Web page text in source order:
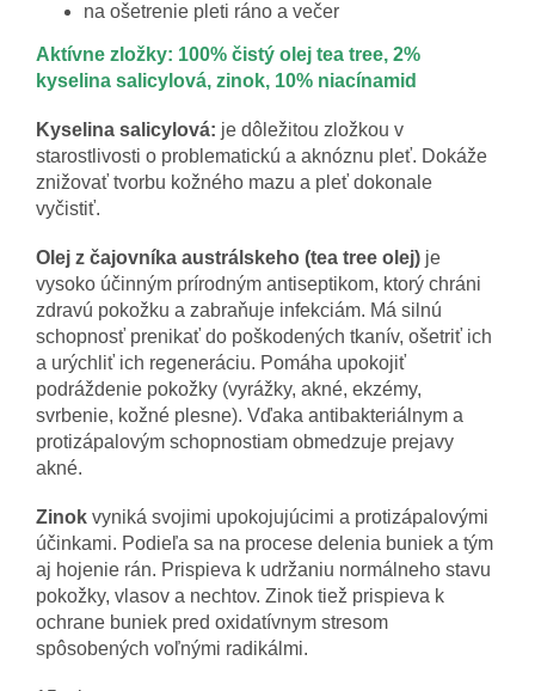
na ošetrenie pleti ráno a večer
Aktívne zložky: 100% čistý olej tea tree, 2%
kyselina salicylová, zinok, 10% niacínamid
Kyselina salicylová: je dôležitou zložkou v
starostlivosti o problematickú a aknóznu pleť. Dokáže
znižovať tvorbu kožného mazu a pleť dokonale
vyčistiť.
Olej z čajovníka austrálskeho (tea tree olej) je
vysoko účinným prírodným antiseptikom, ktorý chráni
zdravú pokožku a zabraňuje infekciám. Má silnú
schopnosť prenikať do poškodených tkanív, ošetriť ich
a urýchliť ich regeneráciu. Pomáha upokojiť
podráždenie pokožky (vyrážky, akné, ekzémy,
svrbenie, kožné plesne). Vďaka antibakteriálnym a
protizápalovým schopnostiam obmedzuje prejavy
akné.
Zinok vyniká svojimi upokojujúcimi a protizápalovými
účinkami. Podieľa sa na procese delenia buniek a tým
aj hojenie rán. Prispieva k udržaniu normálneho stavu
pokožky, vlasov a nechtov. Zinok tiež prispieva k
ochrane buniek pred oxidatívnym stresom
spôsobených voľnými radikálmi.